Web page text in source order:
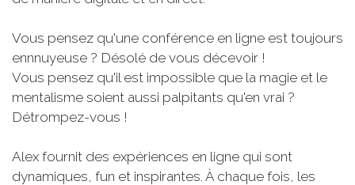
Vous pensez qu'une conférence en ligne est toujours
ennnuyeuse ? Désolé de vous décevoir !
Vous pensez qu'il est impossible que la magie et le
mentalisme soient aussi palpitants qu'en vrai ?
Détrompez-vous !
Alex fournit des expériences en ligne qui sont
dynamiques, fun et inspirantes. À chaque fois, les